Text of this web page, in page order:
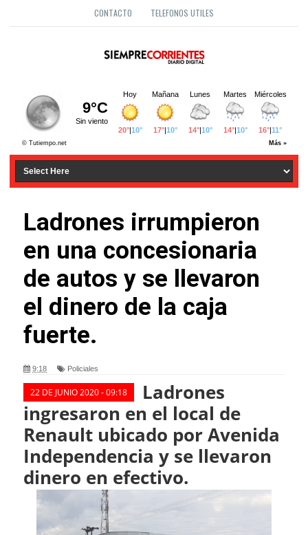
CONTACTO TELEFONOS UTILES
Ladrones irrumpieron
en una concesionaria
de autos y se llevaron
el dinero de la caja
fuerte.
9:18 Policiales
22 DE JUNIO 2020 - 09:18
Ladrones
ingresaron en el local de
Renault ubicado por Avenida
Independencia y se llevaron
dinero en efectivo.